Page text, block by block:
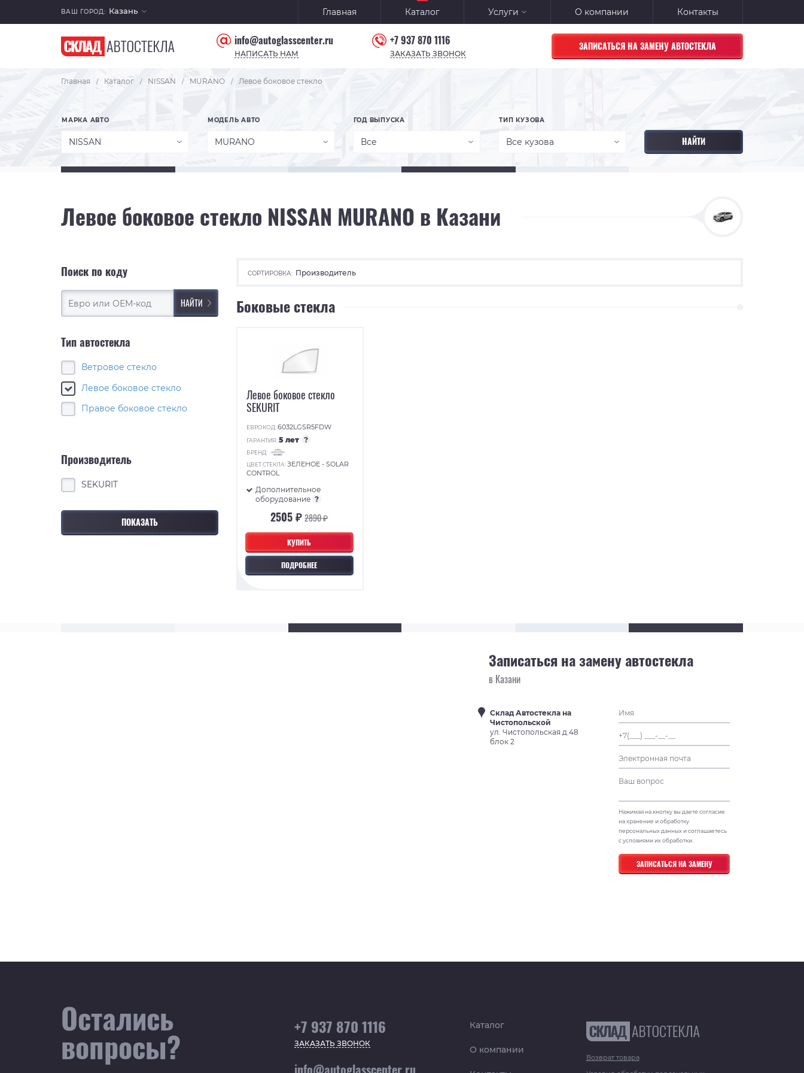
ВАШ ГОРОД: Казань Главная Каталог Услуги О компании Контакты
info@autoglasscenter.ru
НАПИСАТЬ НАМ
+7 937 870 1116
ЗАКАЗАТЬ ЗВОНОК
ЗАПИСАТЬСЯ НА ЗАМЕНУ АВТОСТЕКЛА
Главная / Каталог / NISSAN / MURANO / Левое боковое стекло
МАРКА АВТО
NISSAN
МОДЕЛЬ АВТО
MURANO
ГОД ВЫПУСКА
Все
ТИП КУЗОВА
Все кузова
Левое боковое стекло NISSAN MURANO в Казани
Поиск по коду
Тип автостекла
Ветровое стекло
Левое боковое стекло
Правое боковое стекло
Производитель
SEKURIT
СОРТИРОВКА: Производитель
Боковые стекла
КУПИТЬ
ПОДРОБНЕЕ
Левое боковое стекло
SEKURIT
ЕВРОКОД:6032LGSR5FDW
ГАРАНТИЯ:5 лет ?
БРЕНД:
ЦВЕТ СТЕКЛА:ЗЕЛЕНОЕ - SOLAR
CONTROL
Дополнительное
оборудование ?
2505 ₽2890 ₽
Записаться на замену автостекла
в Казани
Склад Автостекла на
Чистопольской
ул. Чистопольская д.48
блок 2
Нажимая на кнопку вы даете согласие
на хранение и обработку
персональных данных и соглашаетесь
с условиями их обработки.
Остались
вопросы? +7 937 870 1116
ЗАКАЗАТЬ ЗВОНОК
info@autoglasscenter.ru
Каталог
О компании
Возврат товара